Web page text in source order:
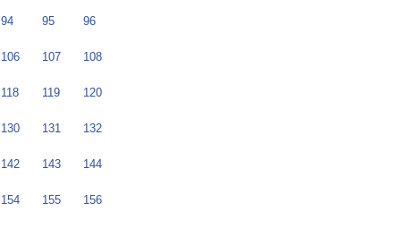
94 95 96
106 107 108
118 119 120
130 131 132
142 143 144
154 155 156